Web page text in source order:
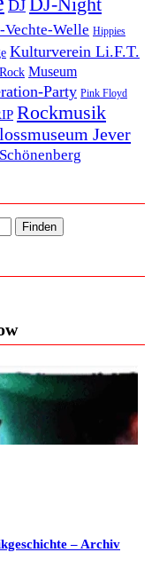
DJ
Vechte-Welle Hippies
Kulturverein Li.F.T.
Museum
Party Pink Floyd
Rockmusik
Jever
– Archiv